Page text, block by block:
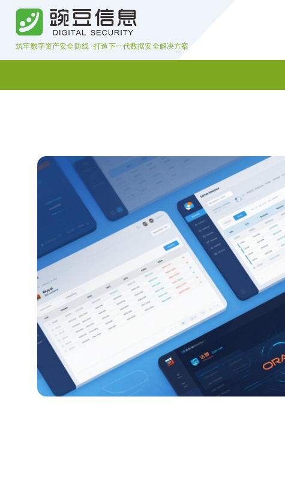
筑牢数字资产安全防线 · 打造下一代数据安全解决方案